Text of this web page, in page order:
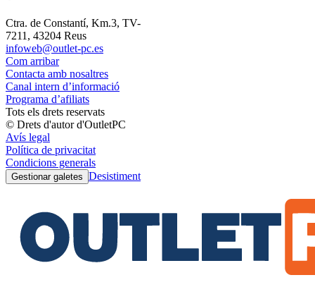
Ctra. de Constantí, Km.3, TV-
7211, 43204 Reus
infoweb@outlet-pc.es
Com arribar
Contacta amb nosaltres
Canal intern d’informació
Programa d’afiliats
Tots els drets reservats
© Drets d'autor d'OutletPC
Avís legal
Política de privacitat
Condicions generals
Gestionar galetes Desistiment